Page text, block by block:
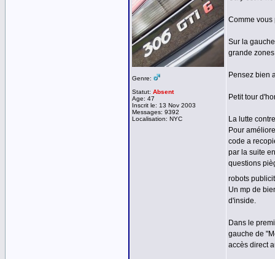
Genre:
Statut: Absent
Age: 47
Inscrit le: 13 Nov 2003
Messages: 9392
Localisation: NYC
Comme vous
Sur la
grande
Pensez bien
Petit tour
La lutte
Pour
code a
par la suite
questions
robots
Un mp de
d'inside.
Dans le
gauche de
accès direct